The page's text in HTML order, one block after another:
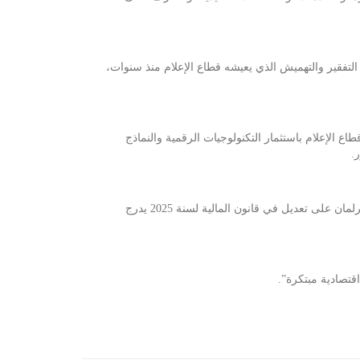
والتهميش الذي يعيشه قطاع الإعلام منذ سنوات،
باستثمار التكنولوجيات الرقمية والنماذج
وفي إطار هذه المقاربة نسقت النقابة مع عدد من أعضاء مجلس نواب الشعب لتقديم مقترح تعديل في قانون المالية الماضي، وفعلا صادق البرلمان على تعديل في قانون المالية لسنة 2025 يدرج
مبتكرة”.